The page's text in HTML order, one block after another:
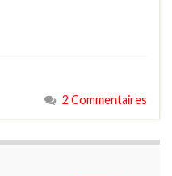
2 Commentaires